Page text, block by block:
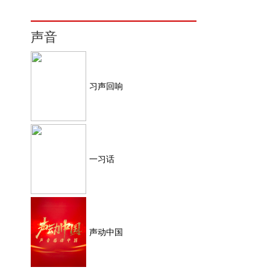
声音
习声回响
一习话
声动中国